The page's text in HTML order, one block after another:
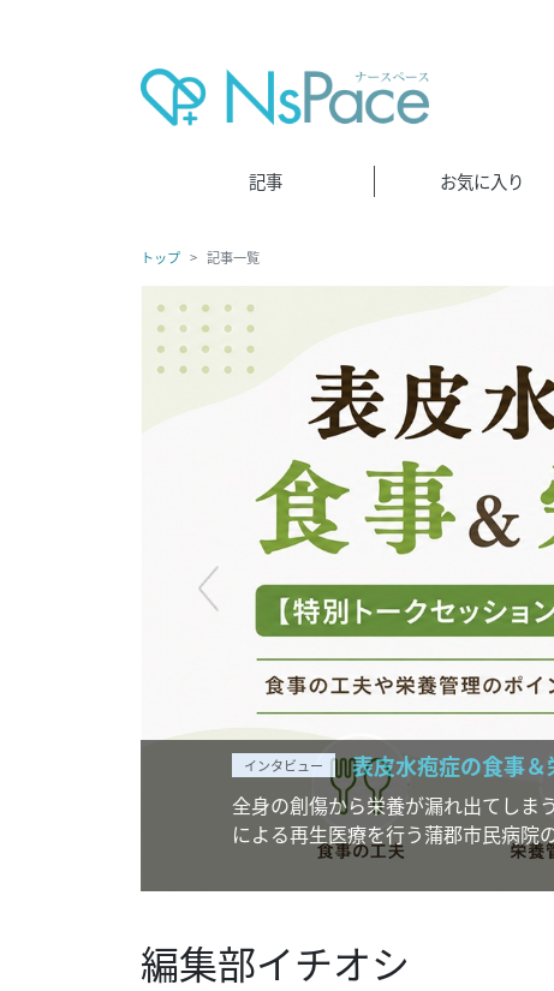
記事 お気に入り
トップ 記事一覧
表皮水疱症の食事＆栄養管理【
全身の創傷から栄養が漏れ出てしまう表皮水疱症
による再生医療を行う蒲郡市民病院の医師、皮膚・
編集部イチオシ